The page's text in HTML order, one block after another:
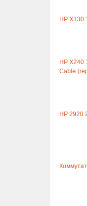
HP X130
HP X240
Cable
HP 2920